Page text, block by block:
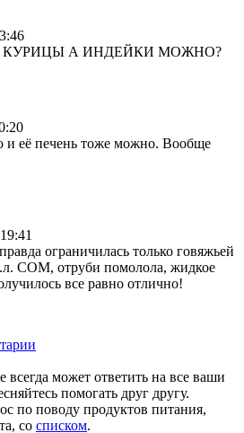
КУРИЦЫ А ИНДЕЙКИ МОЖНО?
и её печень тоже можно. Вообще
ограничилась только говяжьей
СОМ, отруби помолола, жидкое
все равно отлично!
всегда может ответить на все ваши
помогать друг другу.
по поводу продуктов питания,
со списком.